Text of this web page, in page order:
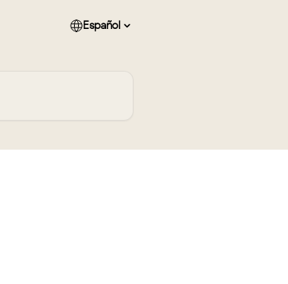
Español